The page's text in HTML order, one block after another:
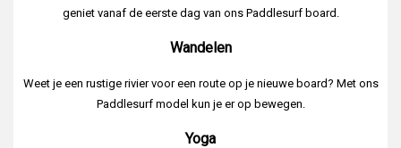
geniet vanaf de eerste dag van ons Paddlesurf board.
Wandelen
Weet je een rustige rivier voor een route op je nieuwe board? Met ons
Paddlesurf model kun je er op bewegen.
Yoga